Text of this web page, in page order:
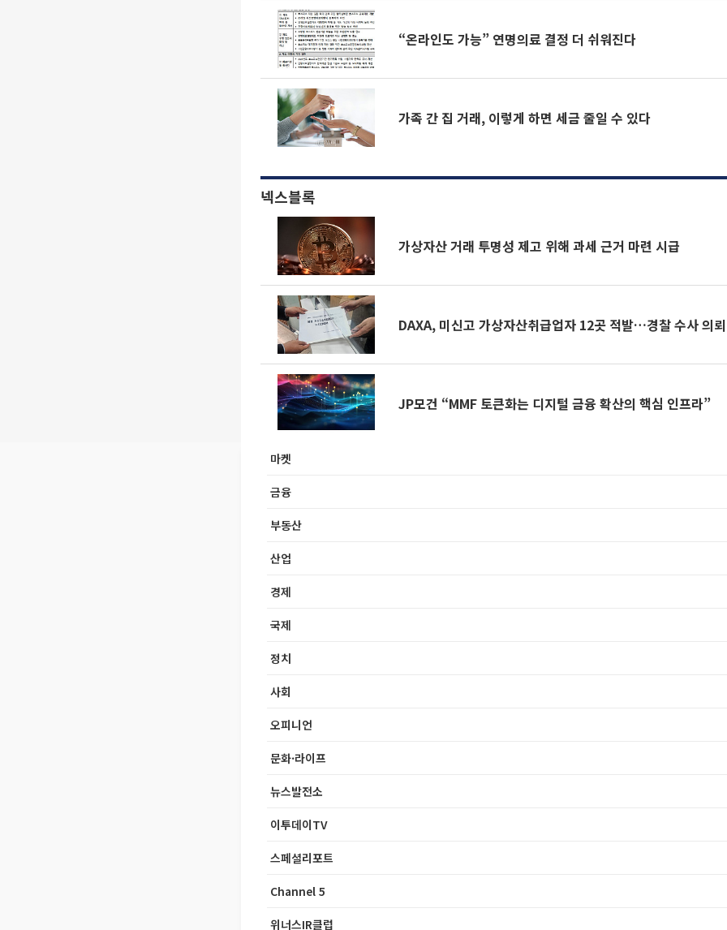
“온라인도 가능” 연명의료 결정 더 쉬워진다
가족 간 집 거래, 이렇게 하면 세금 줄일 수 있다
넥스블록
가상자산 거래 투명성 제고 위해 과세 근거 마련 시급
DAXA, 미신고 가상자산취급업자 12곳 적발…경찰 수사 의뢰
JP모건 “MMF 토큰화는 디지털 금융 확산의 핵심 인프라”
마켓
금융
부동산
산업
경제
국제
정치
사회
오피니언
문화·라이프
뉴스발전소
이투데이TV
스페셜리포트
Channel 5
위너스IR클럽